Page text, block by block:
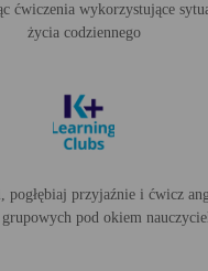
ćwiczenia wykorzystujące
życia codziennego
pogłębiaj przyjaźnie i ćwicz
grupowych pod okiem